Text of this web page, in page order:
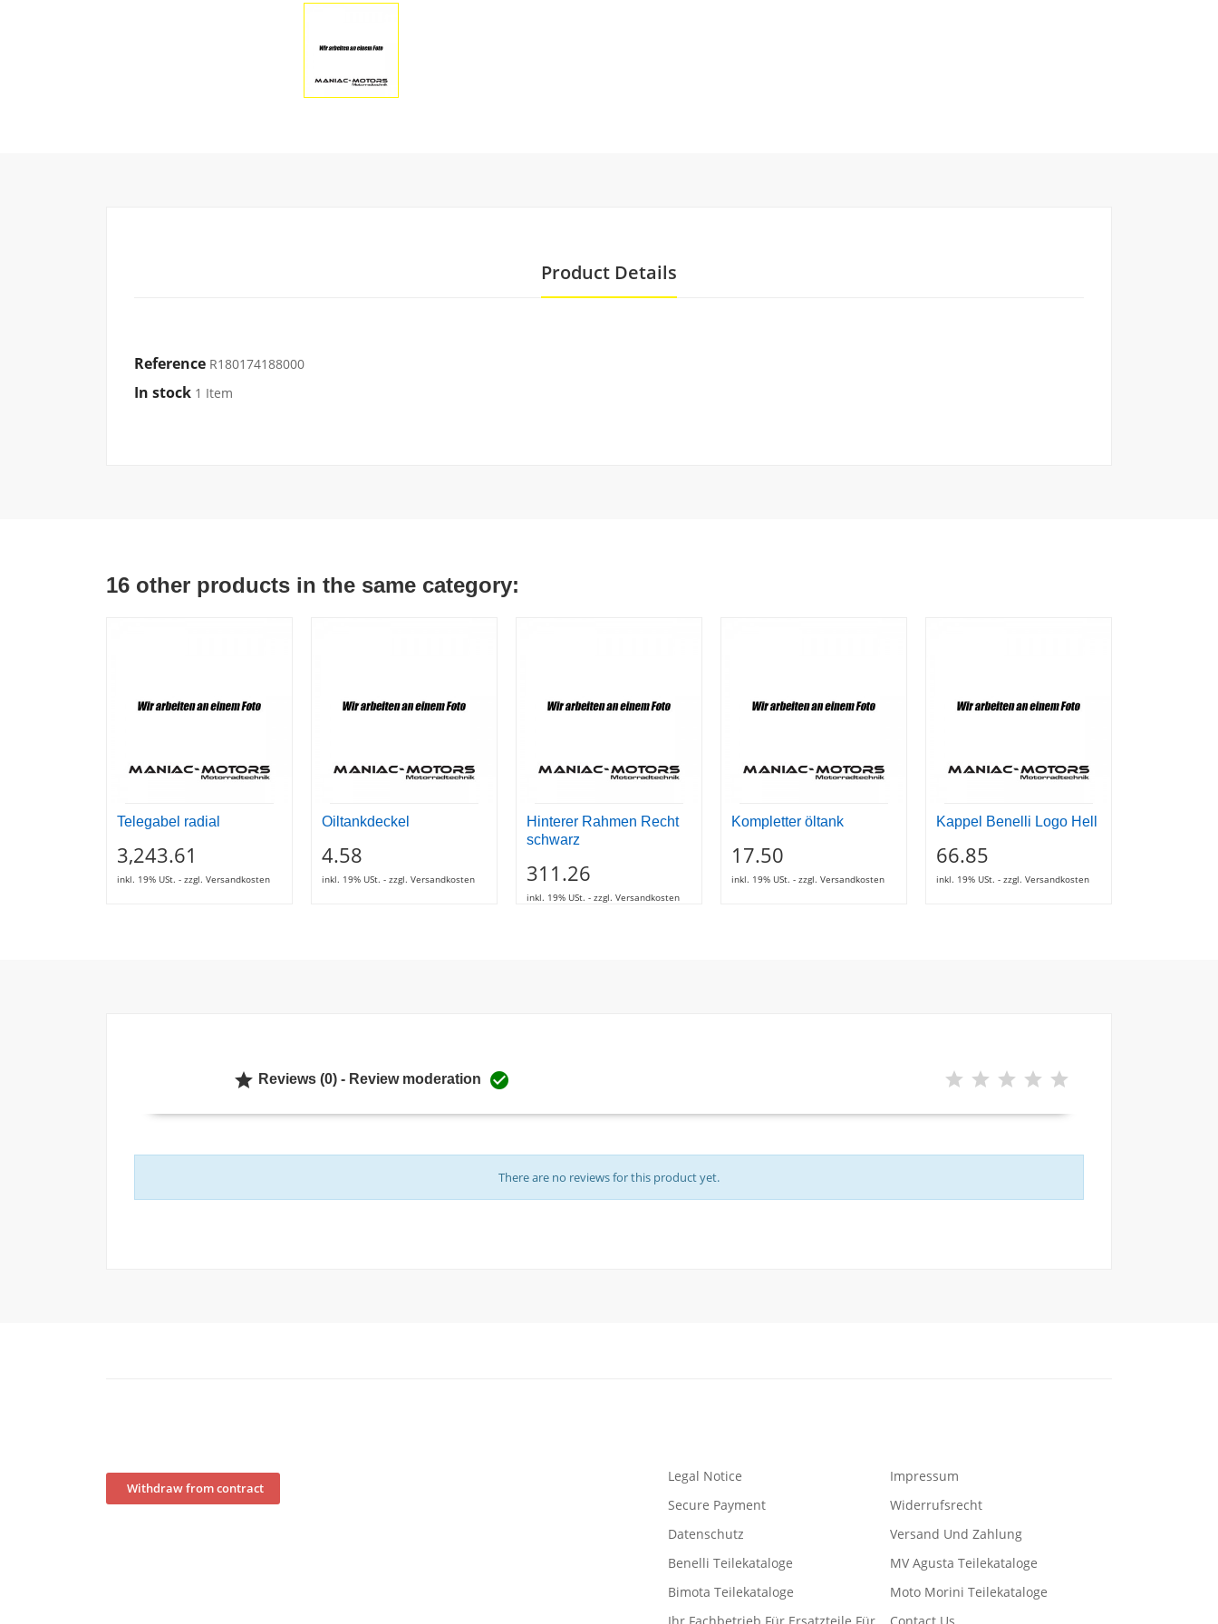
Product Details
Reference R180174188000
In stock 1 Item
16 other products in the same category:
Telegabel radial
3,243.61
inkl. 19% USt. - zzgl. Versandkosten
Oiltankdeckel
4.58
inkl. 19% USt. - zzgl. Versandkosten
Hinterer Rahmen Recht
schwarz
311.26
inkl. 19% USt. - zzgl. Versandkosten
Kompletter öltank
17.50
inkl. 19% USt. - zzgl. Versandkosten
Kappel Benelli Logo Hell
66.85
inkl. 19% USt. - zzgl. Versandkosten
 Reviews (0) - Review moderation 
There are no reviews for this product yet.
Withdraw from contract
Legal Notice
Impressum
Secure Payment
Widerrufsrecht
Datenschutz
Versand Und Zahlung
Benelli Teilekataloge
MV Agusta Teilekataloge
Bimota Teilekataloge
Moto Morini Teilekataloge